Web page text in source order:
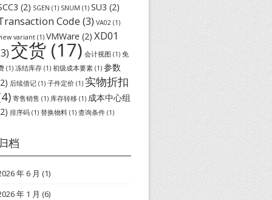
(2) SGEN (1) SNUM (1) SU3 (2)
Code (3) VA02 (1)
variant (1) VMWare (2) XD01
交货 (17) 会计视图 (1) 免
(1) 冻结库存 (1) 初级成本要素 (1) 参数
后续借记 (1) 子件定价 (1) 实物折扣
寄售销售 (1) 库存转移 (1) 成本中心组
排序码 (1) 替换物料 (1) 查询条件 (1)
档
年 6 月 (1)
年 1 月 (6)